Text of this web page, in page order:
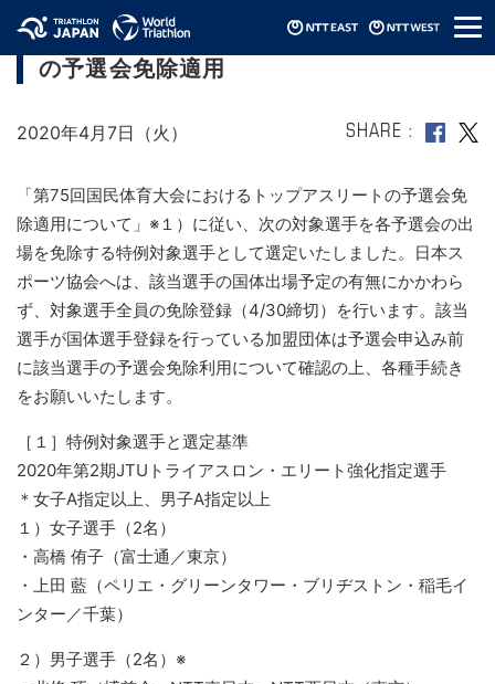
メ
ニ
国民体育大会におけるトップアスリート
の予選会免除適用
2020年4月7日（火） SHARE
「第75回国民体育大会におけるトップアスリートの予選会免
除適用について」※１）に従い、次の対象選手を各予選会の出
場を免除する特例対象選手として選定いたしました。日本ス
ポーツ協会へは、該当選手の国体出場予定の有無にかかわら
ず、対象選手全員の免除登録（4/30締切）を行います。該当
選手が国体選手登録を行っている加盟団体は予選会申込み前
に該当選手の予選会免除利用について確認の上、各種手続き
をお願いいたします。
［１］特例対象選手と選定基準
2020年第2期JTUトライアスロン・エリート強化指定選手
＊女子A指定以上、男子A指定以上
１）女子選手（2名）
・高橋 侑子（富士通／東京）
・上田 藍（ペリエ・グリーンタワー・ブリヂストン・稲毛イ
ンター／千葉）
２）男子選手（2名）※